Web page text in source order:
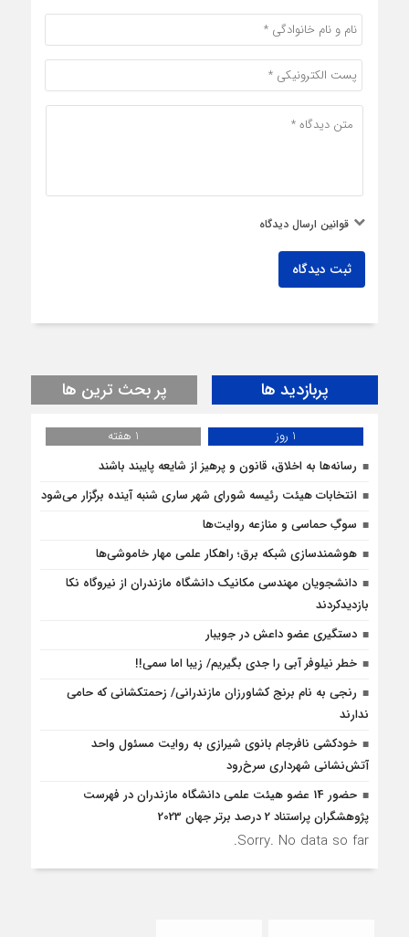
قوانین ارسال دیدگاه
ثبت دیدگاه
پربازدید ها پر بحث ترین ها
1 روز
1 هفته
رسانه‌ها به اخلاق، قانون و پرهیز از شایعه پایبند باشند
انتخابات هیئت رئیسه شورای شهر ساری شنبه آینده برگزار می‌شود
سوگِ حماسی و منازعه روایت‌ها
هوشمندسازی شبکه برق؛ راهکار علمی مهار خاموشی‌ها
دانشجویان مهندسی مکانیک دانشگاه مازندران از نيروگاه نکا
بازديدكردند
دستگیری عضو داعش در جویبار
خطر نیلوفر آبی را جدی بگیریم/ زیبا اما سمی!!
رنجی به نام برنج کشاورزان مازندرانی/ زحمتکشانی که حامی
ندارند
خودکشی نافرجام بانوی شیرازی به روایت مسئول واحد
آتش‌نشانی شهرداری سرخ‌رود
حضور 14 عضو هیئت علمی دانشگاه مازندران در فهرست
پژوهشگران پراستناد 2 درصد برتر جهان 2023
Sorry. No data so far.